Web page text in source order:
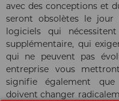
avec des conceptions et
seront obsolètes le jour
logiciels qui
supplémentaire, qui
qui ne peuvent pas
entreprise vous
signifie également
doivent changer